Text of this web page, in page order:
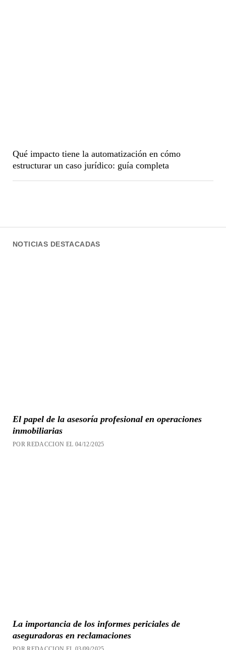
NOTICIAS DESTACADAS
El papel de la asesoría profesional en operaciones
inmobiliarias
POR REDACCION EL 04/12/2025
La importancia de los informes periciales de
aseguradoras en reclamaciones
Qué impacto tiene la automatización en cómo
estructurar un caso jurídico: guía completa